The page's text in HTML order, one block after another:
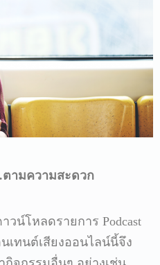
ตามความสะดวก
น์โหลดรายการ Podcast
เทนต์เสียงออนไลน์นี้จึง